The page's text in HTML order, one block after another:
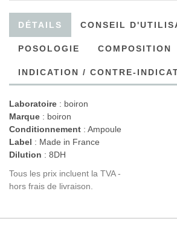
DÉTAILS CONSEIL
POSOLOGIE COMPOSITION
INDICATION / CONTRE-
Laboratoire : boiron
Marque : boiron
Conditionnement : Ampoule
Label : Made in France
Dilution : 8DH
Tous les prix incluent la TVA -
hors frais de livraison.